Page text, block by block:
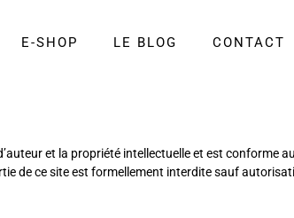
E-SHOP LE BLOG CONTACT
et la propriété intellectuelle et est conforme
de ce site est formellement interdite sauf